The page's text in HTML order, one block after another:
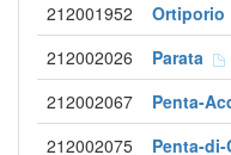
212001952 Ortiporio
212002026 Parata
212002067 Penta-
212002075 Penta-